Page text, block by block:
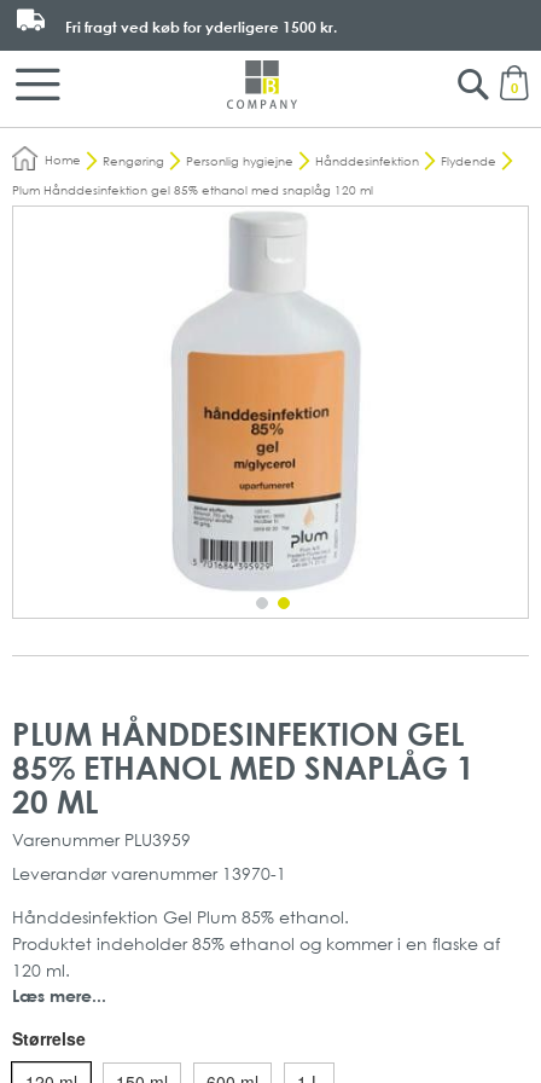
0
Fri fragt ved køb for yderligere 1500 kr.
Search
Home Rengøring Personlig hygiejne Hånddesinfektion
Flydende
Plum Hånddesinfektion gel 85% ethanol med snaplåg 120 ml
PLUM HÅNDDESINFEKTION GEL
85% ETHANOL MED SNAPLÅG 1
20 ML
Varenummer PLU3959
Leverandør varenummer 13970-1
Hånddesinfektion Gel Plum 85% ethanol.
Produktet indeholder 85% ethanol og kommer i en flaske af
120 ml.
Her får du en effektiv alkoholbaseret hånddesinfektion i gel
Herudover indeholder hånddesinfektionen glycerin som
modvirker udtørring af huden.
Læs mere...
Størrelse
slutningen
af
billedgalleriet
starten
af
billedgalleriet